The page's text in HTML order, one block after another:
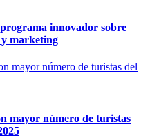
innovador sobre
marketing
mayor número de turistas